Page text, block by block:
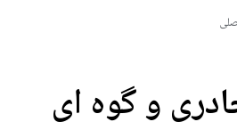
و گوه ای